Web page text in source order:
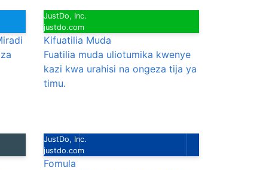
JustDo, Inc.
justdo.com
Kifuatilia Muda
Fuatilia muda uliotumika kwenye
kazi kwa urahisi na ongeza tija ya
timu.
JustDo, Inc.
justdo.com
Fomula